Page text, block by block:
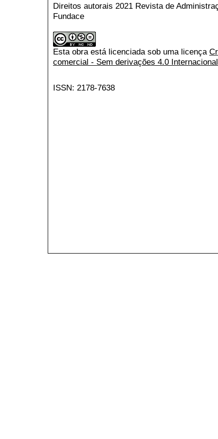
Direitos autorais 2021 Revista de
Fundace
Esta obra está licenciada sob uma licença
comercial - Sem derivações 4.0 Internacional
ISSN: 2178-7638